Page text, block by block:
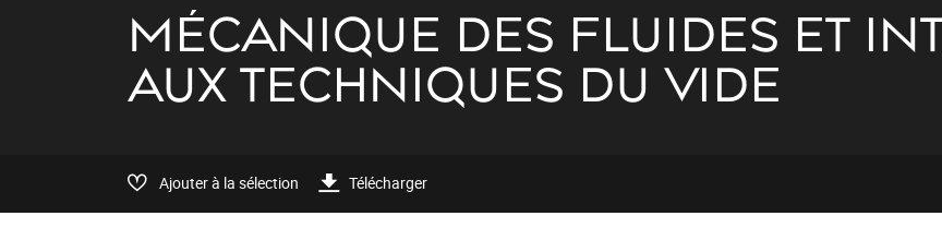
MÉCANIQUE DES FLUIDES ET
AUX TECHNIQUES DU VIDE
Ajouter à la sélection Télécharger